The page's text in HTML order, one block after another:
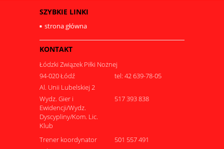
SZYBKIE LINKI
strona główna
KONTAKT
Łódzki Związek Piłki Nożnej
94-020 Łódź
tel: 42 639-78-05
Al. Unii Lubelskiej 2
Wydz. Gier i
Ewidencji/Wydz.
Dyscypliny/Kom. Lic.
Klub
517 393 838
Trener koordynator
501 557 491